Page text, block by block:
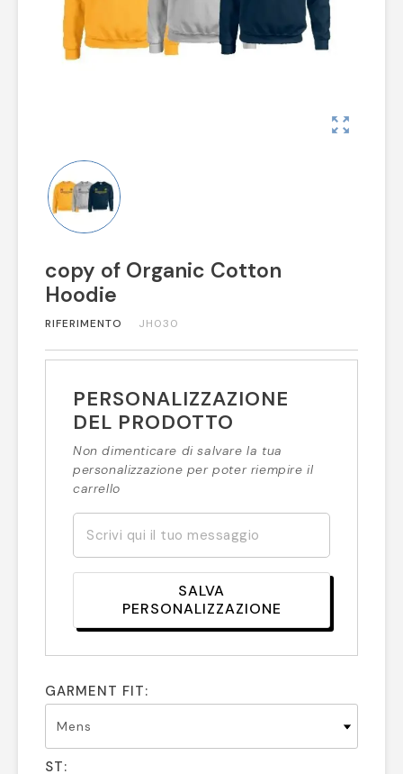
zoom_out_map
copy of Organic Cotton
Hoodie
RIFERIMENTO JH030
PERSONALIZZAZIONE
DEL PRODOTTO
Non dimenticare di salvare la tua
personalizzazione per poter riempire il
carrello
SALVA
PERSONALIZZAZIONE
GARMENT FIT:
ST: